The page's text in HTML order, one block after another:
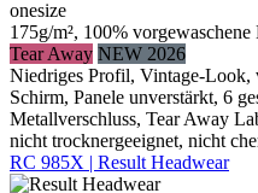
onesize
175g/m², 100%
Tear Away NEW 2026
Niedriges Profil, Vintage-Look,
Schirm, Panele unverstärkt, 6
Metallverschluss, Tear Away
nicht trocknergeeignet, nicht
RC 985X | Result Headwear